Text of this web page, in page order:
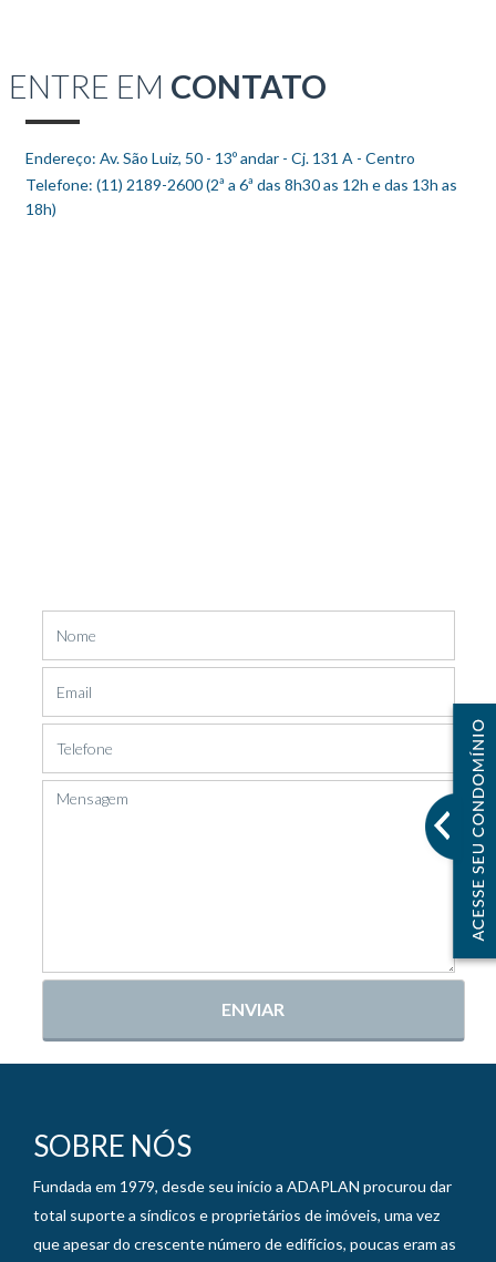
ENTRE EM CONTATO
Endereço: Av. São Luiz, 50 - 13º andar - Cj. 131 A - Centro
Telefone: (11) 2189-2600 (2ª a 6ª das 8h30 as 12h e das 13h as
18h)
ENVIAR
SOBRE NÓS
Fundada em 1979, desde seu início a ADAPLAN procurou dar
total suporte a síndicos e proprietários de imóveis, uma vez
que apesar do crescente número de edifícios, poucas eram as